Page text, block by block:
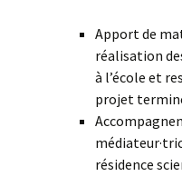
Apport de
réalisation
à l’école et
projet
résidence